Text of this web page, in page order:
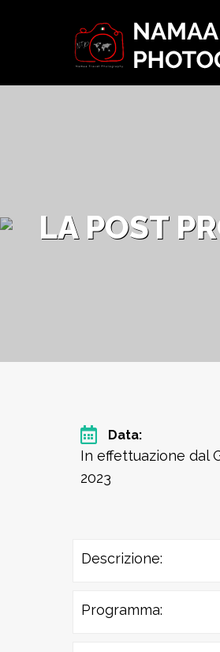
LA POST
Data:
In effettuazione dal
2023
Descrizione:
Programma: